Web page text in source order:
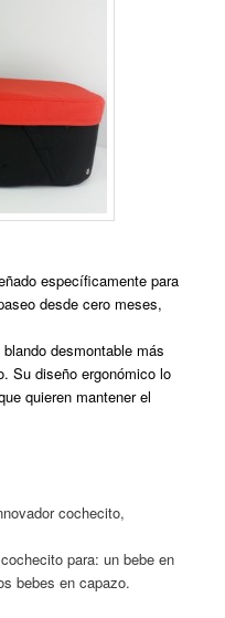
específicamente para
desde cero meses,
desmontable más
Su diseño ergonómico lo
quieren mantener el
cochecito,
para: un bebe en
bebes en capazo.